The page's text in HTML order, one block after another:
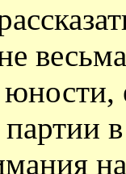
партии